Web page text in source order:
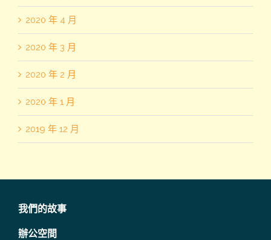
2020 年 4 月
2020 年 3 月
2020 年 2 月
2020 年 1 月
2019 年 12 月
我們的故事
辦公空間